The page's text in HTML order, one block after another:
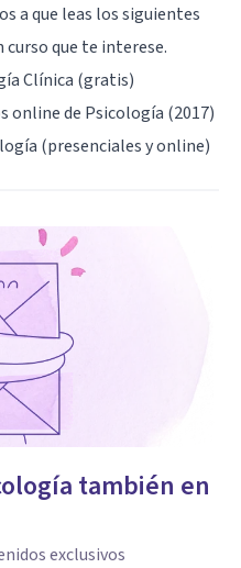
a que leas los siguientes
que te interese.
Clínica (gratis)
online de Psicología (2017)
(presenciales y online)
también en
exclusivos